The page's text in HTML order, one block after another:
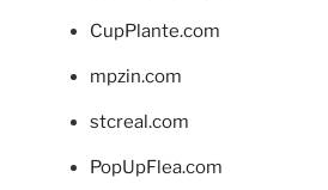
CupPlante.com
mpzin.com
stcreal.com
PopUpFlea.com